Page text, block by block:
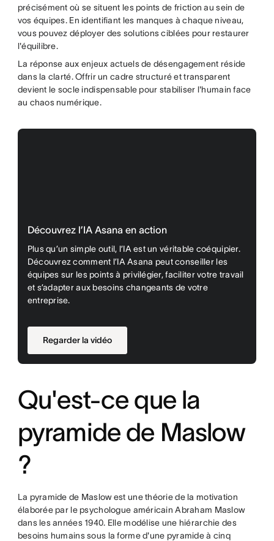
précisément où se situent les points de friction au sein de
vos équipes. En identifiant les manques à chaque niveau,
vous pouvez déployer des solutions ciblées pour restaurer
l'équilibre.
La réponse aux enjeux actuels de désengagement réside
dans la clarté. Offrir un cadre structuré et transparent
devient le socle indispensable pour stabiliser l'humain face
au chaos numérique.
Découvrez l’IA Asana en action
Plus qu’un simple outil, l’IA est un véritable coéquipier.
Découvrez comment l’IA Asana peut conseiller les
équipes sur les points à privilégier, faciliter votre travail
et s’adapter aux besoins changeants de votre
entreprise.
Regarder la vidéo
Qu'est-ce que la
pyramide de Maslow
?
La pyramide de Maslow est une théorie de la motivation
élaborée par le psychologue américain Abraham Maslow
dans les années 1940. Elle modélise une hiérarchie des
besoins humains sous la forme d'une pyramide à cinq